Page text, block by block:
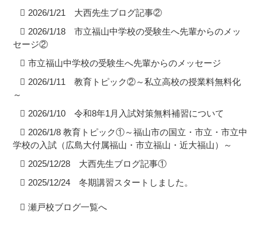
2026/1/21 大西先生ブログ記事②
2026/1/18 市立福山中学校の受験生へ先輩からのメッ
セージ②
市立福山中学校の受験生へ先輩からのメッセージ
2026/1/11 教育トピック②～私立高校の授業料無料化
～
2026/1/10 令和8年1月入試対策無料補習について
2026/1/8 教育トピック①～福山市の国立・市立・市立中
学校の入試（広島大付属福山・市立福山・近大福山）～
2025/12/28 大西先生ブログ記事①
2025/12/24 冬期講習スタートしました。
瀬戸校ブログ一覧へ